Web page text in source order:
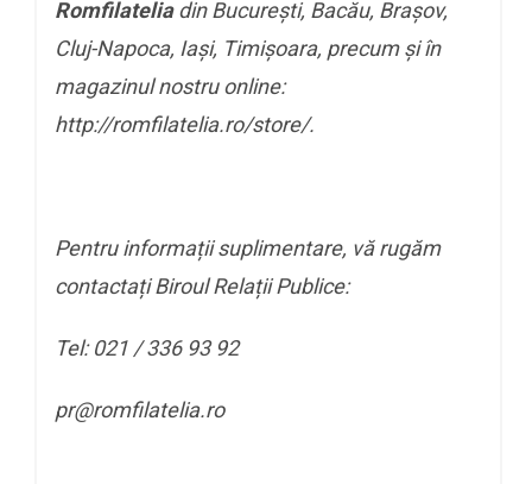
Romfilateliadin București, Bacău, Brașov,
Cluj-Napoca, Iași, Timișoara, precum și în
magazinul nostru online:
http://romfilatelia.ro/store/.
Pentru informații suplimentare, vă rugăm
contactați Biroul Relații Publice:
Tel: 021 / 336 93 92
pr@romfilatelia.ro